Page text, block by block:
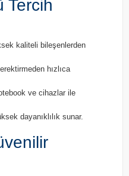
Tercih
kaliteli bileşenlerden
hızlıca
ve cihazlar ile
dayanıklılık sunar.